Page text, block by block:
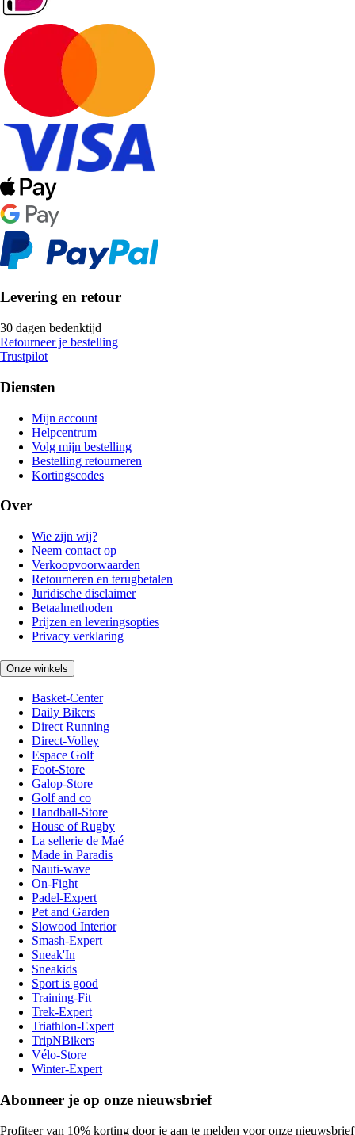
Levering en retour
30 dagen bedenktijd
Retourneer je bestelling
Trustpilot
Diensten
Mijn account
Helpcentrum
Volg mijn bestelling
Bestelling retourneren
Kortingscodes
Over
Wie zijn wij?
Neem contact op
Verkoopvoorwaarden
Retourneren en terugbetalen
Juridische disclaimer
Betaalmethoden
Prijzen en leveringsopties
Privacy verklaring
Onze winkels
Basket-Center
Daily Bikers
Direct Running
Direct-Volley
Espace Golf
Foot-Store
Galop-Store
Golf and co
Handball-Store
House of Rugby
La sellerie de Maé
Made in Paradis
Nauti-wave
On-Fight
Padel-Expert
Pet and Garden
Slowood Interior
Smash-Expert
Sneak'In
Sneakids
Sport is good
Training-Fit
Trek-Expert
Triathlon-Expert
TripNBikers
Vélo-Store
Winter-Expert
Abonneer je op onze nieuwsbrief
Profiteer van 10% korting door je aan te melden voor onze nieuwsbrief